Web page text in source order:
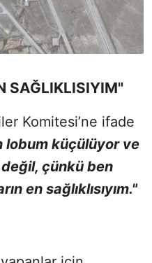
SAĞLIKLISIYIM"
Komitesi’ne ifade
lobum küçülüyor ve
çünkü ben
en sağlıklısıyım."